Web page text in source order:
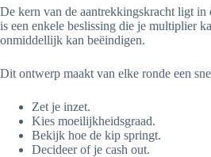
De kern van de aantrekkingskracht ligt in
is een enkele beslissing die je multiplier
onmiddellijk kan beëindigen.
Dit ontwerp maakt van elke ronde een
Zet je inzet.
Kies moeilijkheidsgraad.
Bekijk hoe de kip springt.
Decideer of je cash out.